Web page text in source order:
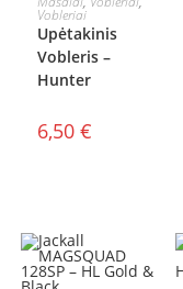
Vobleriai
Upėtakinis
Vobleris –
Hunter
6,50 €